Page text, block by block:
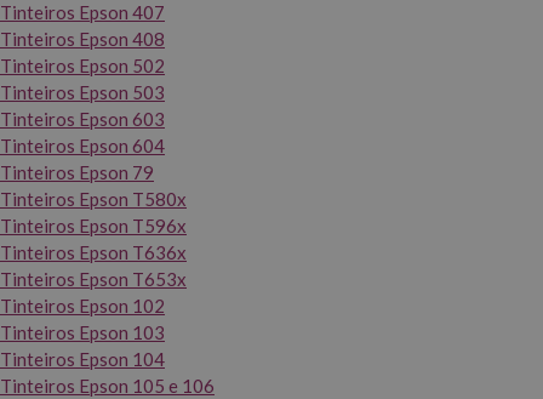
Tinteiros Epson 407
Tinteiros Epson 408
Tinteiros Epson 502
Tinteiros Epson 503
Tinteiros Epson 603
Tinteiros Epson 604
Tinteiros Epson 79
Tinteiros Epson T580x
Tinteiros Epson T596x
Tinteiros Epson T636x
Tinteiros Epson T653x
Tinteiros Epson 102
Tinteiros Epson 103
Tinteiros Epson 104
Tinteiros Epson 105 e 106